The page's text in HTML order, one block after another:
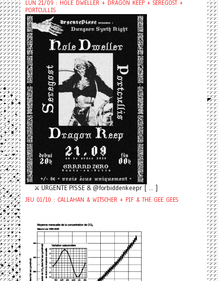
LUN 21/09 : HOLE DWELLER + DRAGON KEEP + SEREGOST +
PORTCULLIS
⚔️ URGENTE PISSE & @forbiddenkeepr [ ... ]
JEU 01/10 : CALLAHAN & WITSCHER + PIF & THE GEE GEES